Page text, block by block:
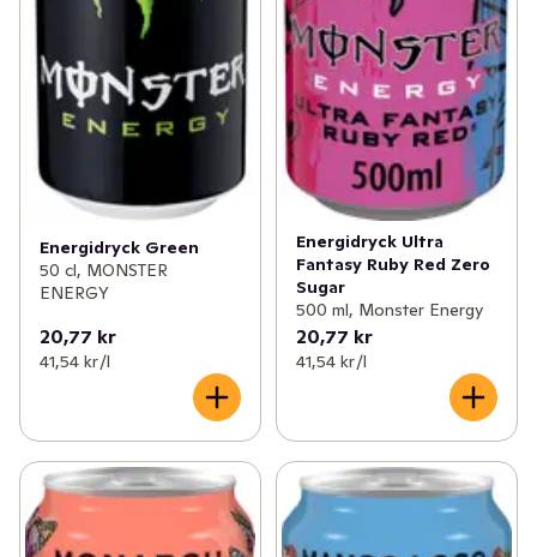
Energidryck Green
50 cl, MONSTER
ENERGY
20,77 kr
41,54 kr /l
Energidryck Ultra
Fantasy Ruby Red Zero
Sugar
500 ml, Monster Energy
20,77 kr
41,54 kr /l